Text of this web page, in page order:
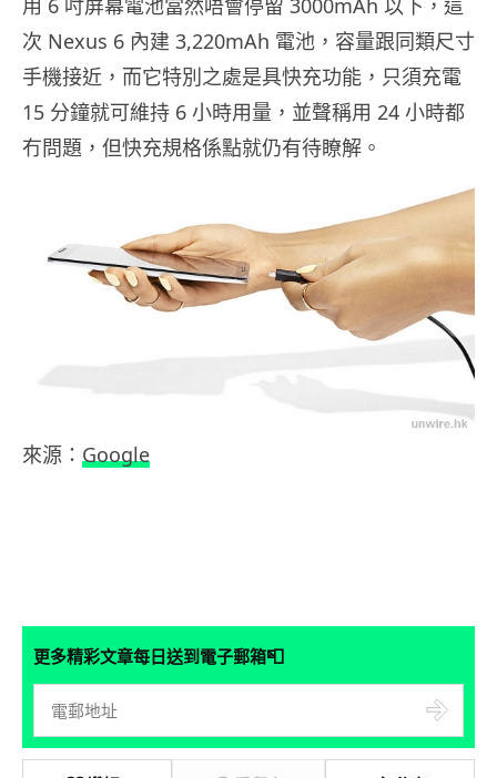
次 Nexus 6 內建 3,220mAh 電池，容量跟同類尺寸
手機接近，而它特別之處是具快充功能，只須充電
15 分鐘就可維持 6 小時用量，並聲稱用 24 小時都
冇問題，但快充規格係點就仍有待瞭解。
來源： Google
更多精彩文章每日送到電子郵箱📮